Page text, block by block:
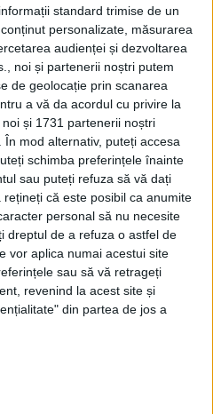
standard trimise de un
personalizate, măsurarea
audienței și dezvoltarea
noi și partenerii noștri putem
de geolocație prin scanarea
a vă da acordul cu privire la
și 1731 partenerii noștri
mod alternativ, puteți accesa
schimba preferințele înainte
sau puteți refuza să vă dați
rețineți că este posibil ca anumite
personal să nu necesite
dreptul de a refuza o astfel de
vor aplica numai acestui site
sau să vă retrageți
revenind la acest site și
din partea de jos a
an al revistei
pe 29 ianuarie 2021!
pagini al primului
Evenimentul
și lista celor 9
la moarte de Nicolae
istoric: Gloria și decăderea
a singurei nave americane
de Nord